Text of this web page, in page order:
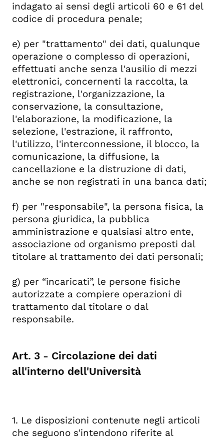
indagato ai sensi degli articoli 60 e 61 del
codice di procedura penale;
e) per "trattamento" dei dati, qualunque
operazione o complesso di operazioni,
effettuati anche senza l'ausilio di mezzi
elettronici, concernenti la raccolta, la
registrazione, l'organizzazione, la
conservazione, la consultazione,
l'elaborazione, la modificazione, la
selezione, l'estrazione, il raffronto,
l'utilizzo, l'interconnessione, il blocco, la
comunicazione, la diffusione, la
cancellazione e la distruzione di dati,
anche se non registrati in una banca dati;
f) per "responsabile", la persona fisica, la
persona giuridica, la pubblica
amministrazione e qualsiasi altro ente,
associazione od organismo preposti dal
titolare al trattamento dei dati personali;
g) per “incaricati”, le persone fisiche
autorizzate a compiere operazioni di
trattamento dal titolare o dal
responsabile.
Art. 3 - Circolazione dei dati
all'interno dell'Università
1. Le disposizioni contenute negli articoli
che seguono s'intendono riferite al